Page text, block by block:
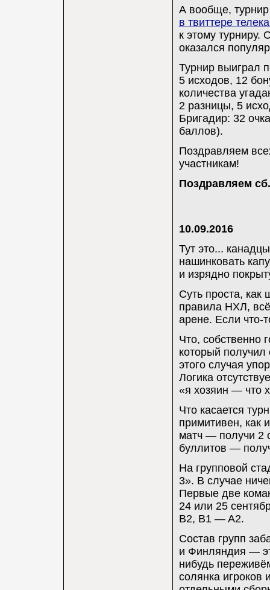
А вообще,
в твиттере
к этому турниру.
оказался
Турнир выиграл
5 исходов, 12
количества
2 разницы, 5
Бригадир: 32
баллов).
Поздравляем
участникам!
Поздравляем
10.09.2016
Тут это...
нашинковать
и изрядно
Суть проста, как
правила НХЛ,
арене. Если что-
Что, собственно
который
этого случая
Логика
«я хозяин — что
Что касается
примитивен, как
матч — получи 2
буллитов —
На групповой
3». В случае
Первые две
24 или 25
B2, B1 — A2.
Состав групп
и Финляндия —
нибудь
солянка игроков